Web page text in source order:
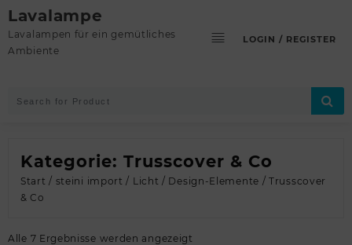
Skip
to
content
Lavalampe
Lavalampen für ein gemütliches
Ambiente
LOGIN / REGISTER
Kategorie: Trusscover & Co
Start / steini import / Licht / Design-Elemente / Trusscover
& Co
Alle 7 Ergebnisse werden angezeigt